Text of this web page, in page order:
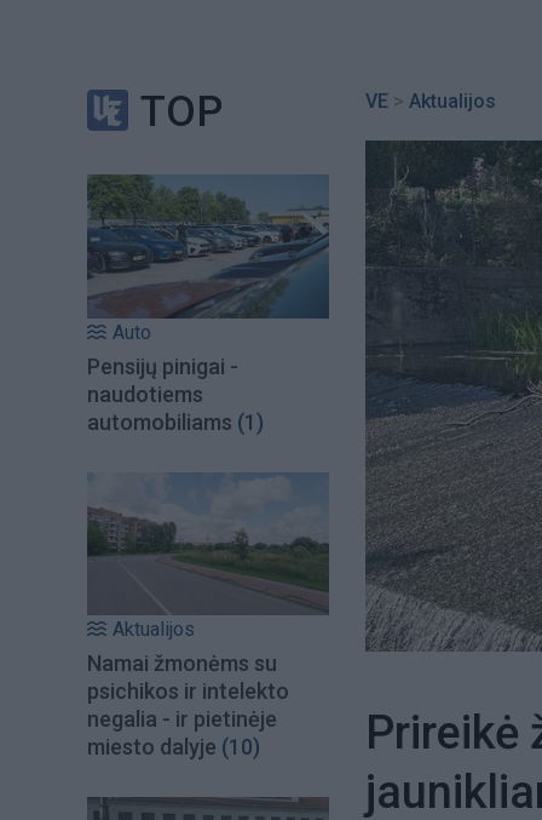
TOP
Auto
Pensijų pinigai -
naudotiems
automobiliams (1)
Aktualijos
Namai žmonėms su
psichikos ir intelekto
negalia - ir pietinėje
miesto dalyje (10)
VE > Aktualijos
Prireikė